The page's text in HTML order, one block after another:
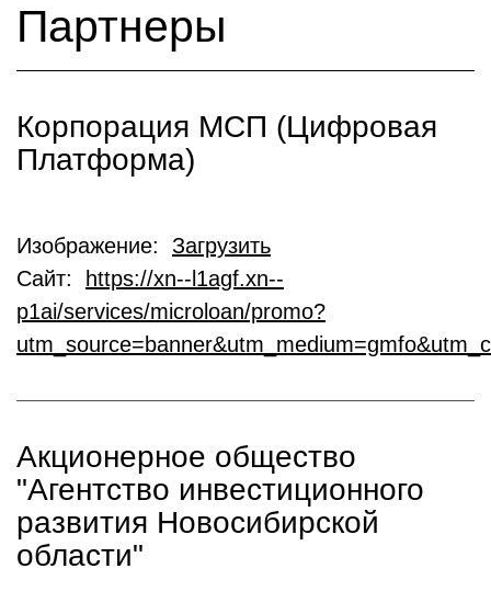
Партнеры
Корпорация МСП (Цифровая
Платформа)
Изображение: Загрузить
Сайт:
https://xn--l1agf.xn--
p1ai/services/microloan/promo?
Акционерное общество
"Агентство инвестиционного
развития Новосибирской
области"